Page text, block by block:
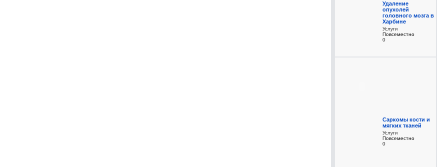
Удаление
опухолей
головного мозга в
Харбине
Услуги
Повсеместно
0
Саркомы кости и
мягких тканей
Услуги
Повсеместно
0